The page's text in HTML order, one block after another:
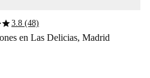
■star3.8 (48)
en Las Delicias, Madrid